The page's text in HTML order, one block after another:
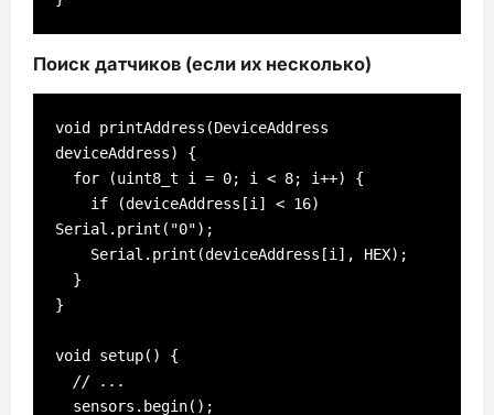
Поиск датчиков (если их несколько)
void printAddress(DeviceAddress
deviceAddress) {
Serial.print("0");
}
void setup() {
// ...